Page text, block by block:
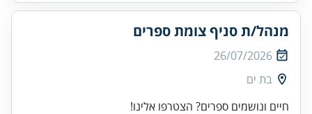
מנהל/ת סניף צומת ספרים
26/07/2026
בת ים